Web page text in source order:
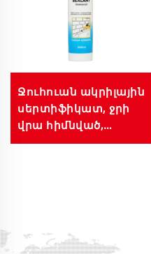
Ջուհուան ակրիլային
սերտիֆիկատ, ջրի
վրա հիմնված,
դռների,
300 մլ, մեծ քանակով